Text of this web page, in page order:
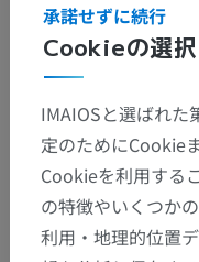
下位構造： この解
せん
人体解剖学1
人体神経解剖学
Cookieの選択
承諾せずに続行
IMAIOSと選ばれた
定のためにCookie
Cookieを利用する
の特徴やいくつか
利用・地理的位置